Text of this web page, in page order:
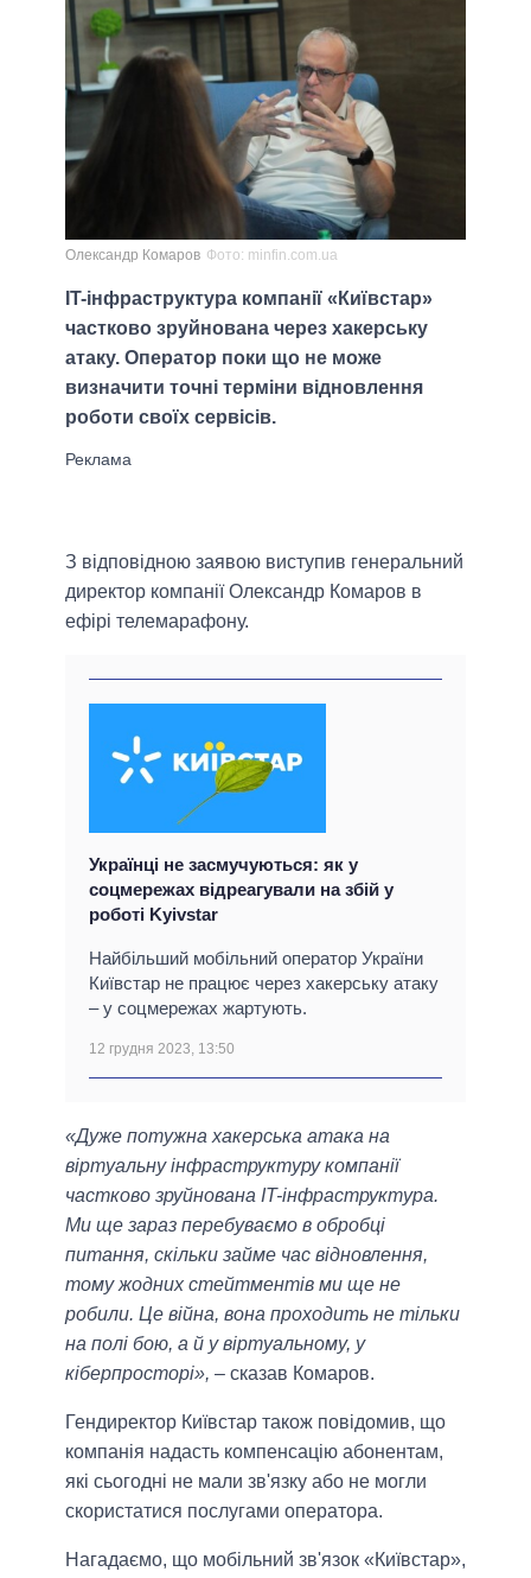
Олександр Комаров Фото: minfin.com.ua
IT-інфраструктура компанії «Київстар»
частково зруйнована через хакерську
атаку. Оператор поки що не може
визначити точні терміни відновлення
роботи своїх сервісів.
З відповідною заявою виступив генеральний
директор компанії Олександр Комаров в
ефірі телемарафону.
Українці не засмучуються: як у
соцмережах відреагували на збій у
роботі Kyivstar
Найбільший мобільний оператор України
Київстар не працює через хакерську атаку
– у соцмережах жартують.
12 грудня 2023, 13:50
«Дуже потужна хакерська атака на
віртуальну інфраструктуру компанії
частково зруйнована IT-інфраструктура.
Ми ще зараз перебуваємо в обробці
питання, скільки займе час відновлення,
тому жодних стейтментів ми ще не
робили. Це війна, вона проходить не тільки
на полі бою, а й у віртуальному, у
кіберпросторі», – сказав Комаров.
Гендиректор Київстар також повідомив, що
компанія надасть компенсацію абонентам,
які сьогодні не мали зв'язку або не могли
скористатися послугами оператора.
Нагадаємо, що мобільний зв'язок «Київстар»,